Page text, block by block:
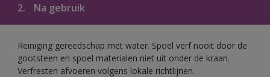
2. Na gebruik
Reiniging gereedschap met water. Spoel verf nooit door de
gootsteen en spoel materialen niet uit onder de kraan.
Verfresten afvoeren volgens lokale richtlijnen.